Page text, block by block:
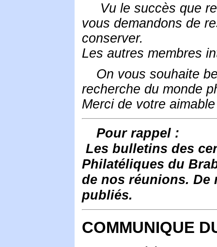
Vu le succès que
vous demandons de
conserver.
Les autres membres
On vous souhaite
recherche du monde
Merci de votre
Pour rappel :
Les bulletins des
Philatéliques du
de nos réunions. De
publiés.
COMMUNIQUE